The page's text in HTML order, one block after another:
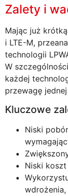
Zalety i
Mając już
i LTE-M,
technologii
W
każdej
przewagę
Kluczowe
Niski
Niski